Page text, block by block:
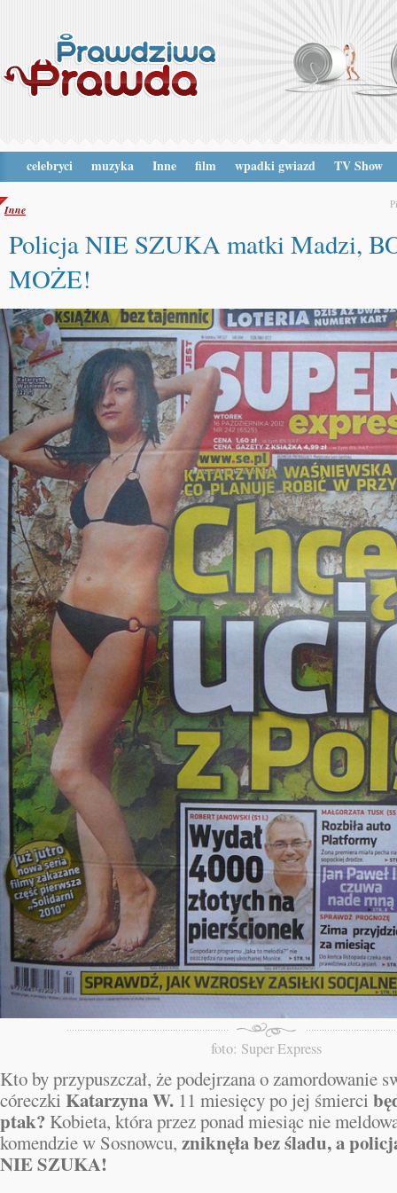
celebryci muzyka Inne film wpadki gwiazd TV Show
Inne
Policja NIE SZUKA matki Madzi,
MOŻE!
foto: Super Express
Kto by przypuszczał, że podejrzana o zamordowanie
córeczki Katarzyna W. 11 miesięcy po jej śmierci
ptak? Kobieta, która przez ponad miesiąc nie
komendzie w Sosnowcu, zniknęła bez śladu, a
NIE SZUKA!